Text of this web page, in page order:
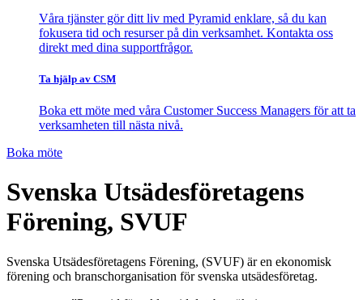
Våra tjänster gör ditt liv med Pyramid enklare, så du kan
fokusera tid och resurser på din verksamhet. Kontakta oss
direkt med dina supportfrågor.
Ta hjälp av CSM
Boka ett möte med våra Customer Success Managers för att ta
verksamheten till nästa nivå.
Boka möte
Svenska Utsädesföretagens
Förening, SVUF
Svenska Utsädesföretagens Förening, (SVUF) är en ekonomisk
förening och branschorganisation för svenska utsädesföretag.